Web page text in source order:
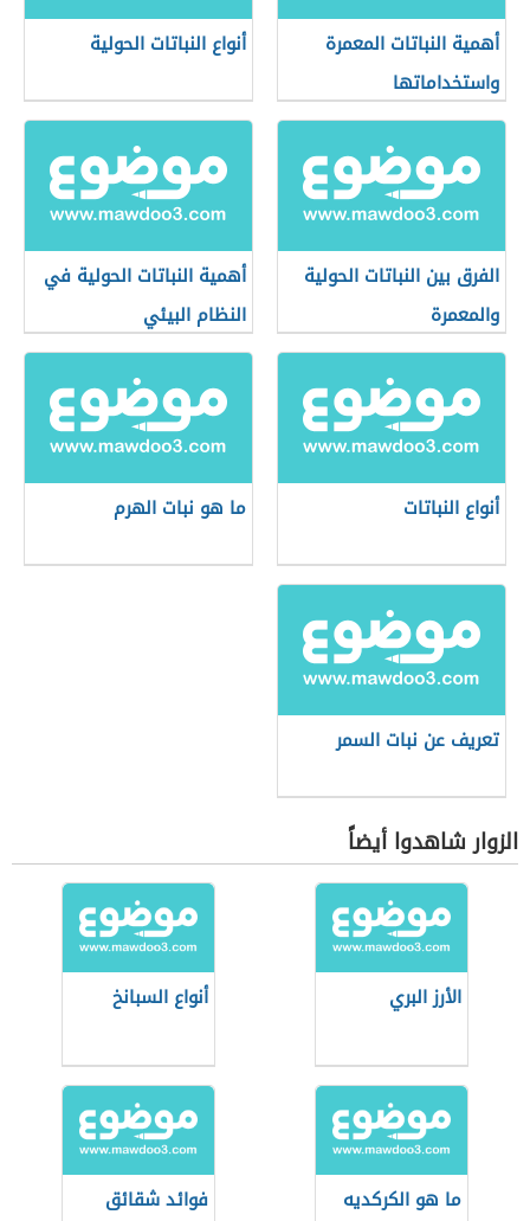
أهمية النباتات المعمرة
واستخداماتها
أنواع النباتات الحولية
الفرق بين النباتات الحولية
والمعمرة
أهمية النباتات الحولية في
النظام البيئي
أنواع النباتات ما هو نبات الهرم
تعريف عن نبات السمر
الزوار شاهدوا أيضاً
الأرز البري أنواع السبانخ
ما هو الكركديه
فوائد شقائق